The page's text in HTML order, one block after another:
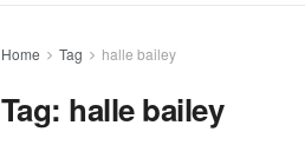
Home Tag halle bailey
Tag: halle bailey